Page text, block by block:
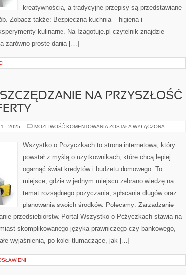
kreatywnością, a tradycyjne przepisy są przedstawiane
Zobacz także: Bezpieczna kuchnia – higiena i
kulinarne. Na Izagotuje.pl czytelnik znajdzie
zarówno proste dania […]
NA PRZYSZŁOŚĆ
1 - 2025 MOŻLIWOŚĆ KOMENTOWANIA EMERYTURY
NA
PRZYSZŁOŚĆ
BANKI
ICH
ZOSTAŁA WYŁĄCZONA
Wszystko o Pożyczkach to strona internetowa, który
powstał z myślą o użytkownikach, które chcą lepiej
ogarnąć świat kredytów i budżetu domowego. To
miejsce, gdzie w jednym miejscu zebrano wiedzę na
temat rozsądnego pożyczania, spłacania długów oraz
planowania swoich środków. Polecamy: Zarządzanie
przedsiębiorstw. Portal Wszystko o Pożyczkach stawia na
skomplikowanego języka prawniczego czy bankowego,
wyjaśnienia, po kolei tłumaczące, jak […]